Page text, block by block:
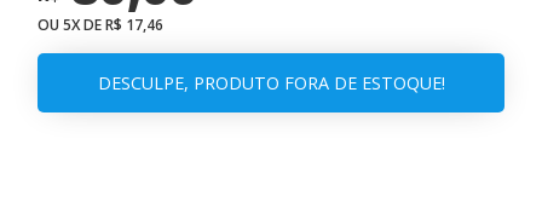
OU 5X DE R$ 17,46
DESCULPE, PRODUTO FORA DE ESTOQUE!